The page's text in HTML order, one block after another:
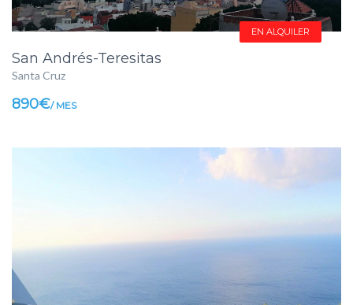
EN ALQUILER
San Andrés-Teresitas
Santa Cruz
890€/ MES